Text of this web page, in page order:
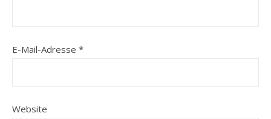
E-Mail-Adresse *
Website